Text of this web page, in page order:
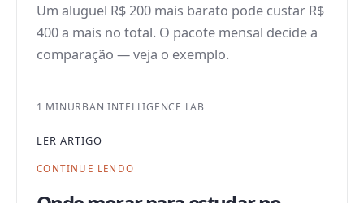
Um aluguel R$ 200 mais barato pode custar R$
400 a mais no total. O pacote mensal decide a
comparação — veja o exemplo.
1 MINURBAN INTELLIGENCE LAB
LER ARTIGO
CONTINUE LENDO